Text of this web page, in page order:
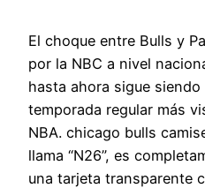
El choque entre Bulls y
por la NBC a nivel
hasta ahora sigue
temporada regular más
NBA. chicago bulls
llama “N26”, es
una tarjeta transparente